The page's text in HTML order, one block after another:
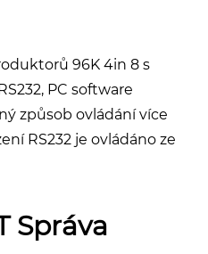
96K 4in 8 s
PC software
způsob ovládání více
RS232 je ovládáno ze
Správa